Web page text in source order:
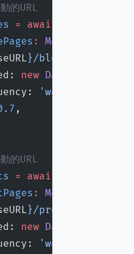
的URL
= await
: MetadataRoute
}/blog/${
new Date
'weekly'
,
的URL
= await
: MetadataRoute
}/products/${
new Date
'weekly'